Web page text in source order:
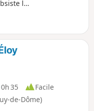
le
0h 35
Facile
de-Dôme)